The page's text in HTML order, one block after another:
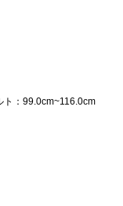
ト：99.0cm~116.0cm